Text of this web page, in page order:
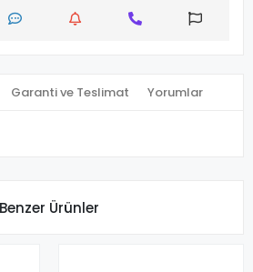
Garanti ve Teslimat Yorumlar
Benzer Ürünler